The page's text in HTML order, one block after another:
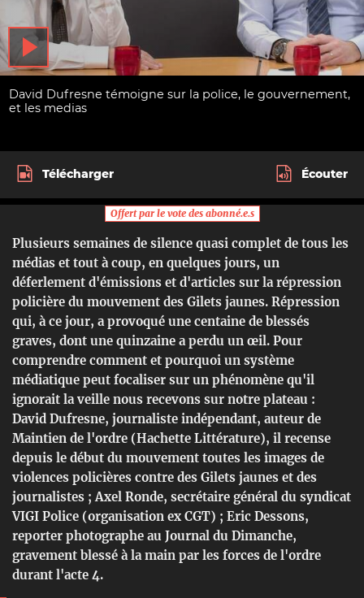
David Dufresne témoigne sur la police, le gouvernement,
et les medias
Télécharger Écouter
Offert par le vote des abonné.e.s
Plusieurs semaines de silence quasi complet de tous les
médias et tout à coup, en quelques jours, un
déferlement d'émissions et d'articles sur la répression
policière du mouvement des Gilets jaunes. Répression
qui, à ce jour, a provoqué une centaine de blessés
graves, dont une quinzaine a perdu un œil. Pour
comprendre comment et pourquoi un système
médiatique peut focaliser sur un phénomène qu'il
ignorait la veille nous recevons sur notre plateau :
David Dufresne, journaliste indépendant, auteur de
Maintien de l'ordre (Hachette Littérature), il recense
depuis le début du mouvement toutes les images de
violences policières contre des Gilets jaunes et des
journalistes ; Axel Ronde, secrétaire général du syndicat
VIGI Police (organisation ex CGT) ; Eric Dessons,
reporter photographe au Journal du Dimanche,
gravement blessé à la main par les forces de l'ordre
durant l'acte 4.